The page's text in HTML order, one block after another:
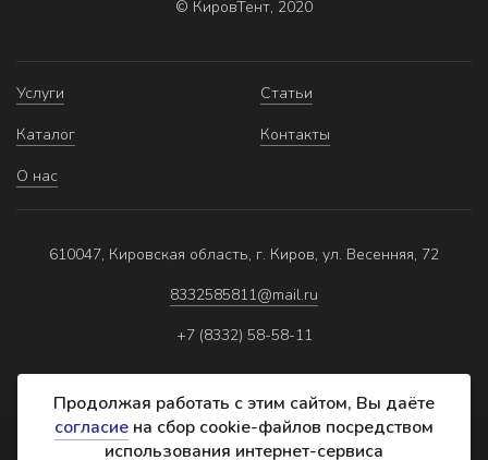
© КировТент, 2020
Услуги
Каталог
О нас
Статьи
Контакты
610047, Кировская область, г. Киров, ул. Весенняя, 72
8332585811@mail.ru
+7 (8332) 58-58-11
Политика обработки персональных данных
Продолжая работать с этим сайтом, Вы даёте
согласие на сбор cookie-файлов посредством
использования интернет-сервиса